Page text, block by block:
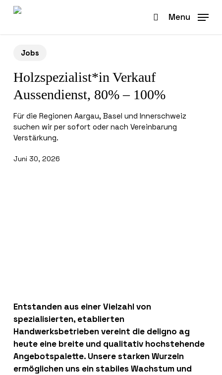
Skip
search
Menu
Jobs
Holzspezialist*in Verkauf
Aussendienst, 80% – 100%
Für die Regionen Aargau, Basel und Innerschweiz
suchen wir per sofort oder nach Vereinbarung
Verstärkung.
Juni 30, 2026
Entstanden aus einer Vielzahl von
spezialisierten, etablierten
Handwerksbetrieben vereint die deligno ag
heute eine breite und qualitativ hochstehende
Angebotspalette. Unsere starken Wurzeln
ermöglichen uns ein stabiles Wachstum und